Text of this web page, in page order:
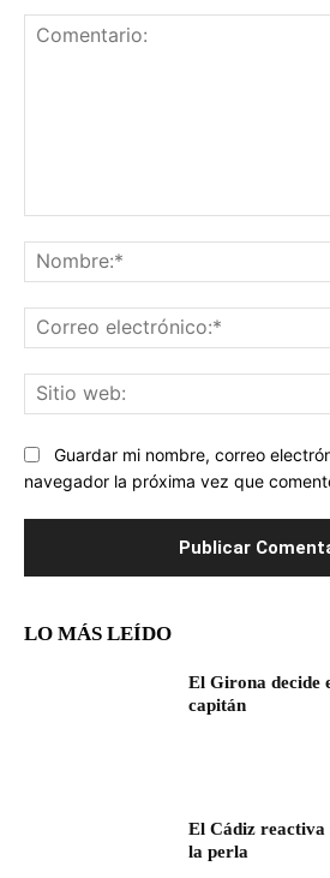
Guardar mi nombre, correo
navegador la próxima vez que
LO MÁS LEÍDO
El Girona decide
capitán
El Cádiz reactiva
la perla